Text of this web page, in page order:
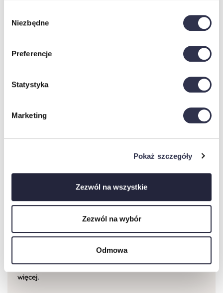
zgody
Niezbędne
Preferencje
Statystyka
Marketing
Pokaż szczegóły
Zezwól na wszystkie
Zezwól na wybór
Odmowa
Biały, Czarny, Grafit
PODŚWIETLENIE LED Nie, Tak
Warunki zakupu
Dostawa
Oferujemy bezpośrednią dostawę własnym transportem
wszystkich produktów na terenie całej Polski.Dowiedz się
więcej.